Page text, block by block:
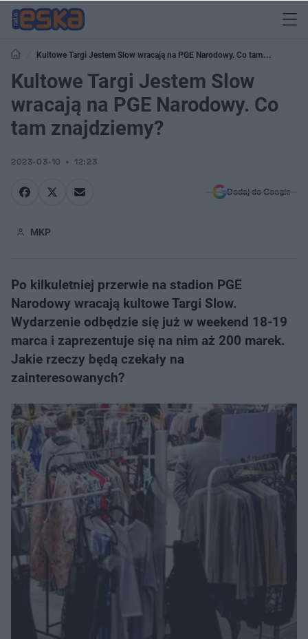
Kultowe Targi Jestem Slow wracają na PGE Narodowy. Co tam
znajdziemy?
Kultowe Targi Jestem Slow
wracają na PGE Narodowy. Co
tam znajdziemy?
2023-03-10 12:23
Dodaj do Google
MKP
Po kilkuletniej przerwie na stadion PGE
Narodowy wracają kultowe Targi Slow.
Wydarzenie odbędzie się już w weekend 18-19
marca i zaprezentuje się na nim aż 200 marek.
Jakie rzeczy będą czekały na
zainteresowanych?